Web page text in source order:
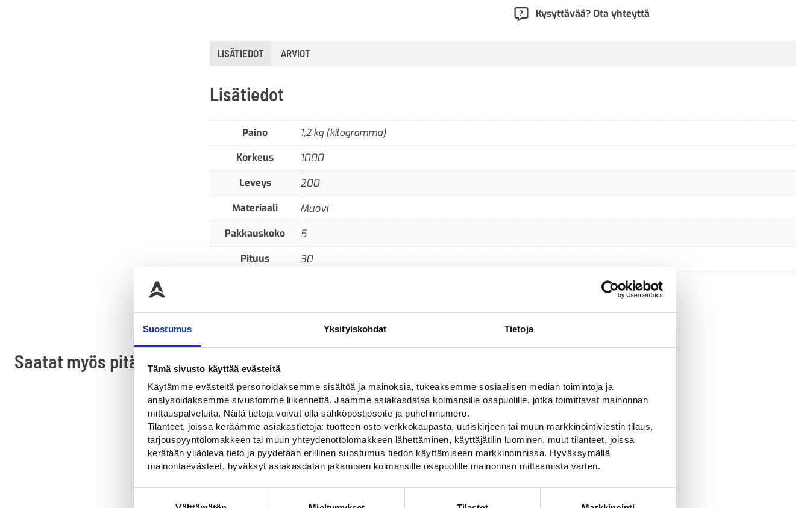
Suostumus Yksityiskohdat Tietoja
Tämä sivusto käyttää evästeitä
Käytämme evästeitä personoidaksemme sisältöä ja mainoksia, tukeaksemme sosiaalisen median toimintoja ja
analysoidaksemme sivustomme liikennettä. Jaamme asiakasdataa kolmansille osapuolille, jotka toimittavat mainonnan
mittauspalveluita. Näitä tietoja voivat olla sähköpostiosoite ja puhelinnumero.
Tilanteet, joissa keräämme asiakastietoja: tuotteen osto verkkokaupasta, uutiskirjeen tai muun markkinointiviestin tilaus,
tarjouspyyntölomakkeen tai muun yhteydenottolomakkeen lähettäminen, käyttäjätilin luominen, muut tilanteet, joissa
kerätään ylläoleva tieto ja pyydetään erillinen suostumus tiedon käyttämiseen markkinoinnissa. Hyväksymällä
mainontaevästeet, hyväksyt asiakasdatan jakamisen kolmansille osapuolille mainonnan mittaamista varten.
Kysyttävää? Ota yhteyttä
LISÄTIEDOT ARVIOT
Lisätiedot
Paino
1,2 kg (kilogramma)
Korkeus
1000
Leveys 200
Materiaali Muovi
Pakkauskoko 5
Pituus 30
Saatat myös pitää...